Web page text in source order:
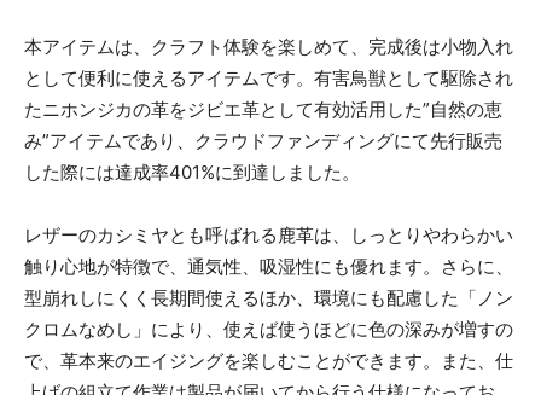
本アイテムは、クラフト体験を楽しめて、完成後は小物入れ
として便利に使えるアイテムです。有害鳥獣として駆除され
たニホンジカの革をジビエ革として有効活用した”自然の恵
み”アイテムであり、クラウドファンディングにて先行販売
した際には達成率401%に到達しました。
レザーのカシミヤとも呼ばれる鹿革は、しっとりやわらかい
触り心地が特徴で、通気性、吸湿性にも優れます。さらに、
型崩れしにくく長期間使えるほか、環境にも配慮した「ノン
クロムなめし」により、使えば使うほどに色の深みが増すの
で、革本来のエイジングを楽しむことができます。また、仕